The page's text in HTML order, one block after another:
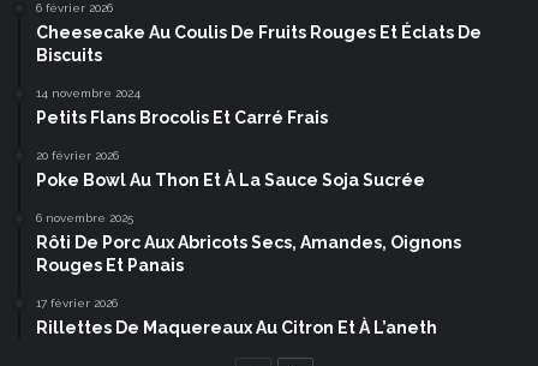
6 février 2026
Cheesecake Au Coulis De Fruits Rouges Et Éclats De
Biscuits
14 novembre 2024
Petits Flans Brocolis Et Carré Frais
20 février 2026
Poke Bowl Au Thon Et À La Sauce Soja Sucrée
6 novembre 2025
Rôti De Porc Aux Abricots Secs, Amandes, Oignons
Rouges Et Panais
17 février 2026
Rillettes De Maquereaux Au Citron Et À L’aneth